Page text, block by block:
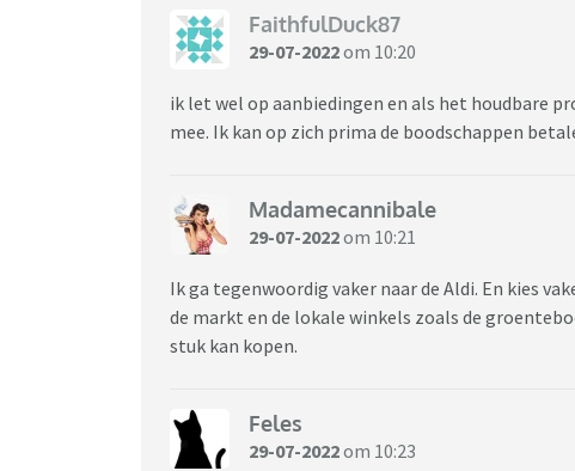
FaithfulDuck87
29-07-2022om 10:20
ik let wel op aanbiedingen en als het houdbare
mee. Ik kan op zich prima de boodschappen
Madamecannibale
29-07-2022om 10:21
Ik ga tegenwoordig vaker naar de Aldi. En kies
de markt en de lokale winkels zoals de
stuk kan kopen.
Feles
29-07-2022om 10:23